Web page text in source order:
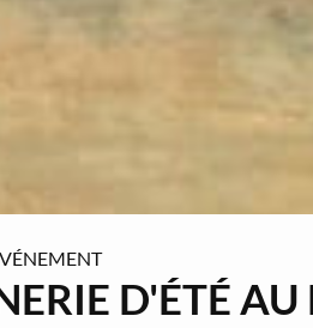
D'ÉTÉ